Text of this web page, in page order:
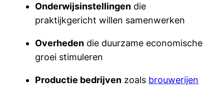
Onderwijsinstellingen die
praktijkgericht willen samenwerken
Overheden die duurzame economische
groei stimuleren
Productie bedrijven zoals brouwerijen